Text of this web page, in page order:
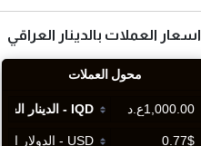
اسعار العملات بالدينار العراقي